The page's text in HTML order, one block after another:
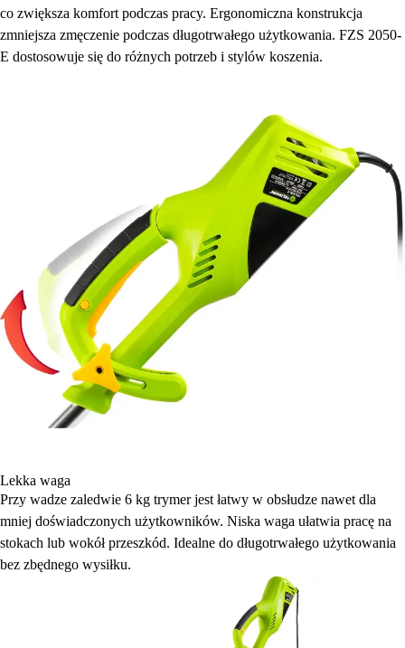
co zwiększa komfort podczas pracy. Ergonomiczna konstrukcja
zmniejsza zmęczenie podczas długotrwałego użytkowania. FZS 2050-
E dostosowuje się do różnych potrzeb i stylów koszenia.
Lekka waga
Przy wadze zaledwie 6 kg trymer jest łatwy w obsłudze nawet dla
mniej doświadczonych użytkowników. Niska waga ułatwia pracę na
stokach lub wokół przeszkód. Idealne do długotrwałego użytkowania
bez zbędnego wysiłku.